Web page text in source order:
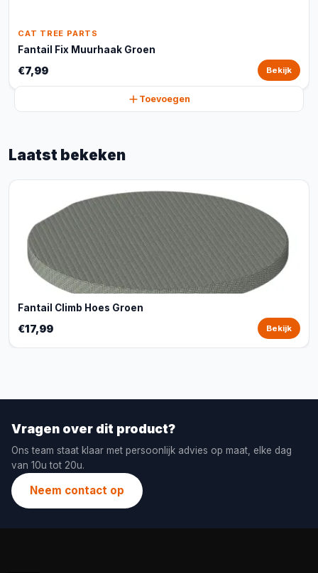
CAT TREE PARTS
Fantail Fix Muurhaak Groen
€7,99 Bekijk
Toevoegen
Laatst bekeken
Fantail Climb Hoes Groen
€17,99 Bekijk
Vragen over dit product?
Ons team staat klaar met persoonlijk advies op maat, elke dag
van 10u tot 20u.
Neem contact op